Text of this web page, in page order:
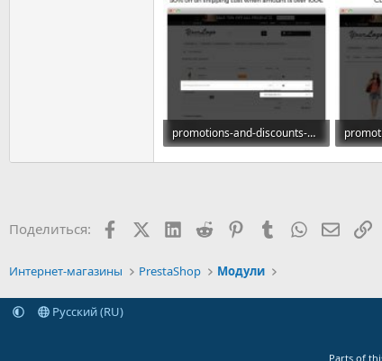
promotions-and-discounts-3x2-sales-offers-packs_007.jpg
67,5 КБ · Просмотры: 7
83,2
Поделиться: FacebookX (Twitter)
LinkedIn
Reddit PinterestTumblr WhatsApp
Интернет-магазины PrestaShop Модули
Русский (RU)
Parts of